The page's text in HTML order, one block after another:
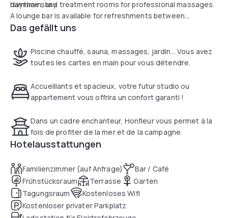
daytime stay.
hammam, and treatment rooms for professional massages.
A lounge bar is available for refreshments between
relaxation sessions, while the secure private parking
stopover or a day-trip.
Das gefällt uns
Piscine chauffé, sauna, massages, jardin... Vous avez
toutes les cartes en main pour vous détendre.
Accueillants et spacieux, votre futur studio ou
appartement vous offrira un confort garanti !
Dans un cadre enchanteur, Honfleur vous permet à la
fois de profiter de la mer et de la campagne.
Hotelausstattungen
Familienzimmer (auf Anfrage)
Bar / Café
Frühstücksraum
Terrasse
Garten
Tagungsraum
Kostenloses Wifi
Kostenloser privater Parkplatz